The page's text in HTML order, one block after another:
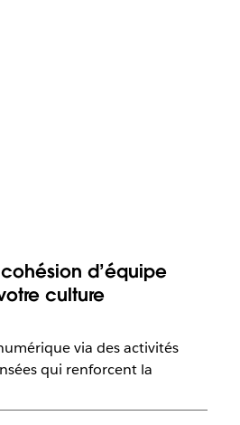
d’équipe
culture
via des activités
qui renforcent la